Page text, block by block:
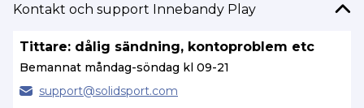
Kontakt och support Innebandy Play
Tittare: dålig sändning, kontoproblem etc
Bemannat måndag-söndag kl 09-21
support@solidsport.com